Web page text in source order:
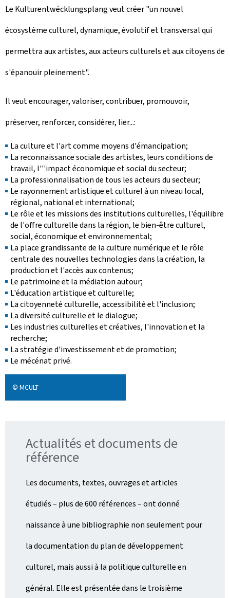
Le Kulturentwécklungsplangveut créer "un nouvel
écosystème culturel, dynamique, évolutif et transversal qui
permettra aux artistes, aux acteurs culturels et aux citoyens de
s'épanouir pleinement".
Il veut encourager, valoriser, contribuer, promouvoir,
préserver, renforcer, considérer, lier...:
La culture et l'art comme moyens d'émancipation;
La reconnaissance sociale des artistes, leurs conditions de
travail, l'''impact économique et social du secteur;
La professionnalisation de tous les acteurs du secteur;
Le rayonnement artistique et culturel à un niveau local,
régional, national et international;
Le rôle et les missions des institutions culturelles, l'équilibre
de l'offre culturelle dans la région, le bien-être culturel,
social, économique et environnemental;
La place grandissante de la culture numérique et le rôle
centrale des nouvelles technologies dans la création, la
production et l'accès aux contenus;
Le patrimoine et la médiation autour;
L'éducation artistique et culturelle;
La citoyenneté culturelle, accessibilité et l'inclusion;
La diversité culturelle et le dialogue;
Les industries culturelles et créatives, l'innovation et la
recherche;
La stratégie d'investissement et de promotion;
Le mécénat privé.
© MCULT
Actualités et documents de
référence
Les documents, textes, ouvrages et articles
étudiés – plus de 600 références – ont donné
naissance à une bibliographie non seulement pour
la documentation du plan de développement
culturel, mais aussi à la politique culturelle en
général. Elle est présentée dans le troisième